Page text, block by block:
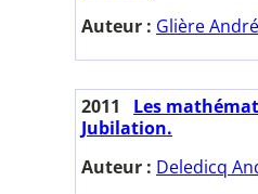
Auteur : Glière
2011
Les
Jubilation.
Auteur : Deledicq